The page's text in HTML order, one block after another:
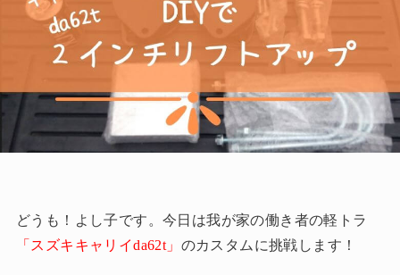
どうも！よし子です。今日は我が家の働き者の軽トラ
「スズキキャリイda62t」 のカスタムに挑戦します！